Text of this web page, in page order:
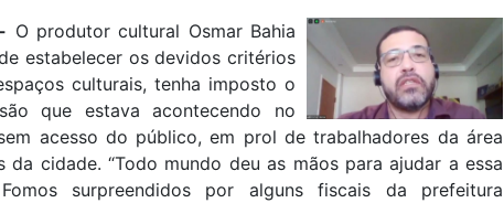
O produtor cultural Osmar Bahia
estabelecer os devidos critérios
culturais, tenha imposto o
que estava acontecendo no
acesso do público, em prol de trabalhadores da área
cidade. “Todo mundo deu as mãos para ajudar a essa
surpreendidos por alguns fiscais da prefeitura